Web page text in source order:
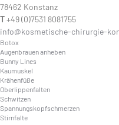
78462 Konstanz
T+49 (0)7531 8081755
info@kosmetische-chirurgie-
Botox
Augenbrauen anheben
Bunny Lines
Kaumuskel
Krähenfüße
Oberlippenfalten
Schwitzen
Spannungskopfschmerzen
Stirnfalte